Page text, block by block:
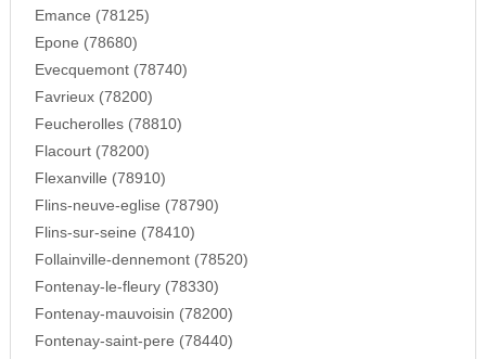
Emance (78125)
Epone (78680)
Evecquemont (78740)
Favrieux (78200)
Feucherolles (78810)
Flacourt (78200)
Flexanville (78910)
Flins-neuve-eglise (78790)
Flins-sur-seine (78410)
Follainville-dennemont (78520)
Fontenay-le-fleury (78330)
Fontenay-mauvoisin (78200)
Fontenay-saint-pere (78440)